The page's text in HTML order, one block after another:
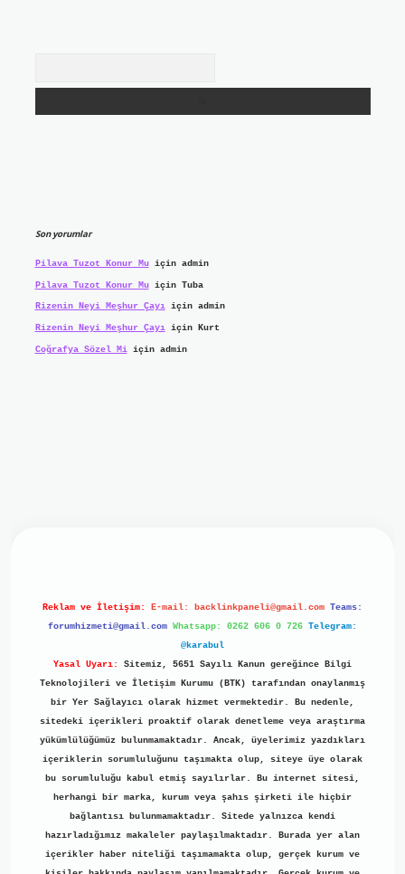
Son yorumlar
Pilava Tuzot Konur Muiçin admin
Pilava Tuzot Konur Muiçin Tuba
Rizenin Neyi Meşhur Çayıiçin admin
Rizenin Neyi Meşhur Çayıiçin Kurt
Coğrafya Sözel Miiçin admin
Reklam ve İletişim: E-mail: backlinkpaneli@gmail.com Teams:
forumhizmeti@gmail.com Whatsapp: 0262 606 0 726 Telegram:
@karabul
Yasal Uyarı:
Sitemiz, 5651 Sayılı Kanun gereğince Bilgi
Teknolojileri ve İletişim Kurumu (BTK) tarafından onaylanmış
bir Yer Sağlayıcı olarak hizmet vermektedir. Bu nedenle,
sitedeki içerikleri proaktif olarak denetleme veya araştırma
yükümlülüğümüz bulunmamaktadır. Ancak, üyelerimiz yazdıkları
içeriklerin sorumluluğunu taşımakta olup, siteye üye olarak
bu sorumluluğu kabul etmiş sayılırlar. Bu internet sitesi,
herhangi bir marka, kurum veya şahıs şirketi ile hiçbir
bağlantısı bulunmamaktadır. Sitede yalnızca kendi
hazırladığımız makaleler paylaşılmaktadır. Burada yer alan
içerikler haber niteliği taşımamakta olup, gerçek kurum ve